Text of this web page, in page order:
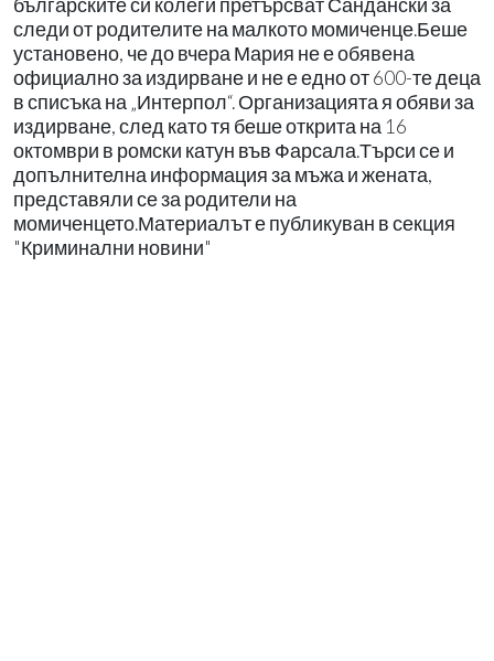
следи от родителите на малкото момиченце.Беше
установено, че до вчера Мария не е обявена
официално за издирване и не е едно от 600-те деца
в списъка на „Интерпол“. Организацията я обяви за
издирване, след като тя беше открита на 16
октомври в ромски катун във Фарсала.Търси се и
допълнителна информация за мъжа и жената,
представяли се за родители на
момиченцето.Материалът е публикуван в секция
"Криминални новини"